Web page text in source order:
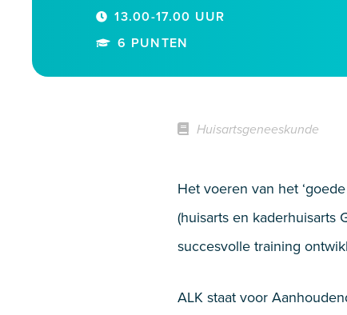
13.00-17.00 UUR
6 PUNTEN
Huisartsgeneeskunde
Het voeren van het
(huisarts en kaderhuisarts
succesvolle training
ALK staat voor